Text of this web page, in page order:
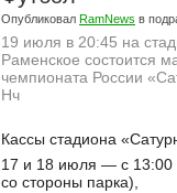
Опубликовал RamNews в
19 июля в 20:45 на
Раменское состоится
чемпионата России
Нч
Кассы стадиона
17 и 18 июля — с 13:00
со стороны парка),